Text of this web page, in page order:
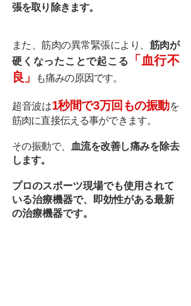
張を取り除きます。
また、筋肉の異常緊張により、 筋肉が
硬くなったことで起こる
「血行不
良 」 も痛みの原因です。
超音波は1秒間で3万回もの振動を
筋肉に直接伝える事ができます。
その振動で、 血流を改善し痛みを除去
します。
プロのスポーツ現場でも使用されて
いる治療機器で、即効性がある最新
の治療機器です。